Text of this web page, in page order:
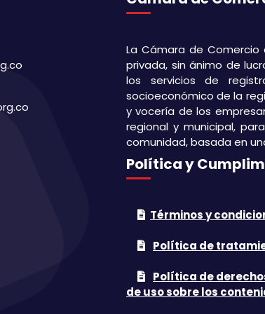
La Cámara de Comercio
privada, sin ánimo de
los servicios de
socioeconómico de la
y vocería de los
regional y municipal,
comunidad, basada en
Política y
Términos y
Política de
Política de
de uso sobre los